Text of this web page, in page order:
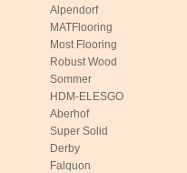
Alpendorf
MATFlooring
Most Flooring
Robust Wood
Sommer
HDM-ELESGO
Aberhof
Super Solid
Derby
Falquon